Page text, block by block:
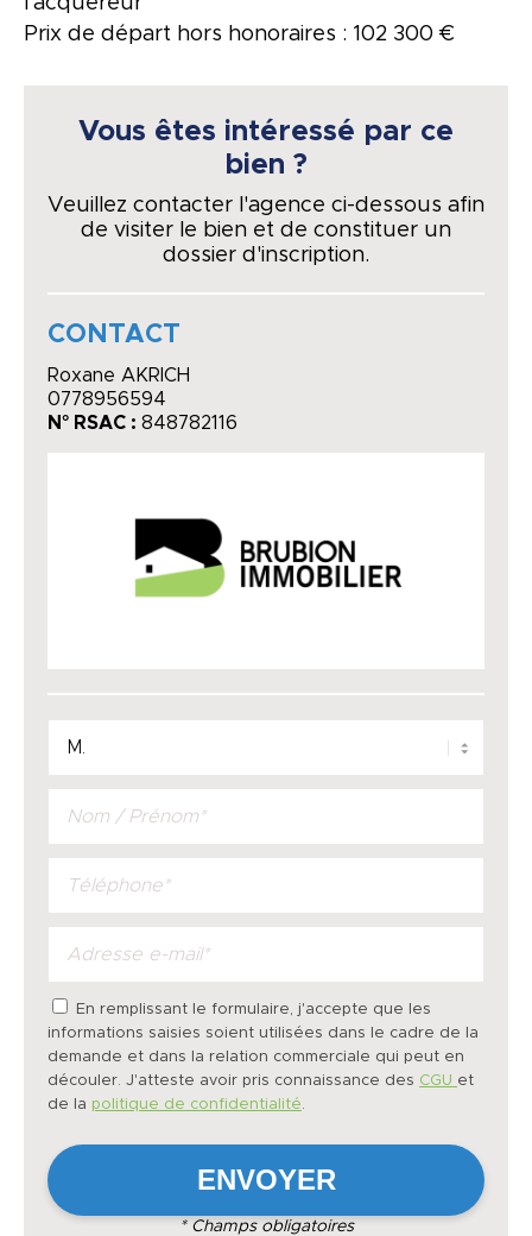
Prix de départ hors honoraires : 102 300 €
Vous êtes intéressé par ce
bien ?
Veuillez contacter l'agence ci-dessous afin
de visiter le bien et de constituer un
dossier d'inscription.
CONTACT
Roxane AKRICH
0778956594
N° RSAC : 848782116
En remplissant le formulaire, j'accepte que les
informations saisies soient utilisées dans le cadre de la
demande et dans la relation commerciale qui peut en
découler. J'atteste avoir pris connaissance des CGU et
de la politique de confidentialité.
* Champs obligatoires